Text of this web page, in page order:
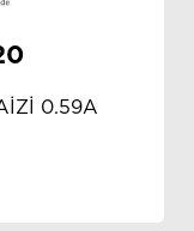
0.59A